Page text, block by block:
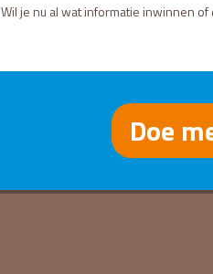
Wil je nu al wat informatie inwinnen
Doe